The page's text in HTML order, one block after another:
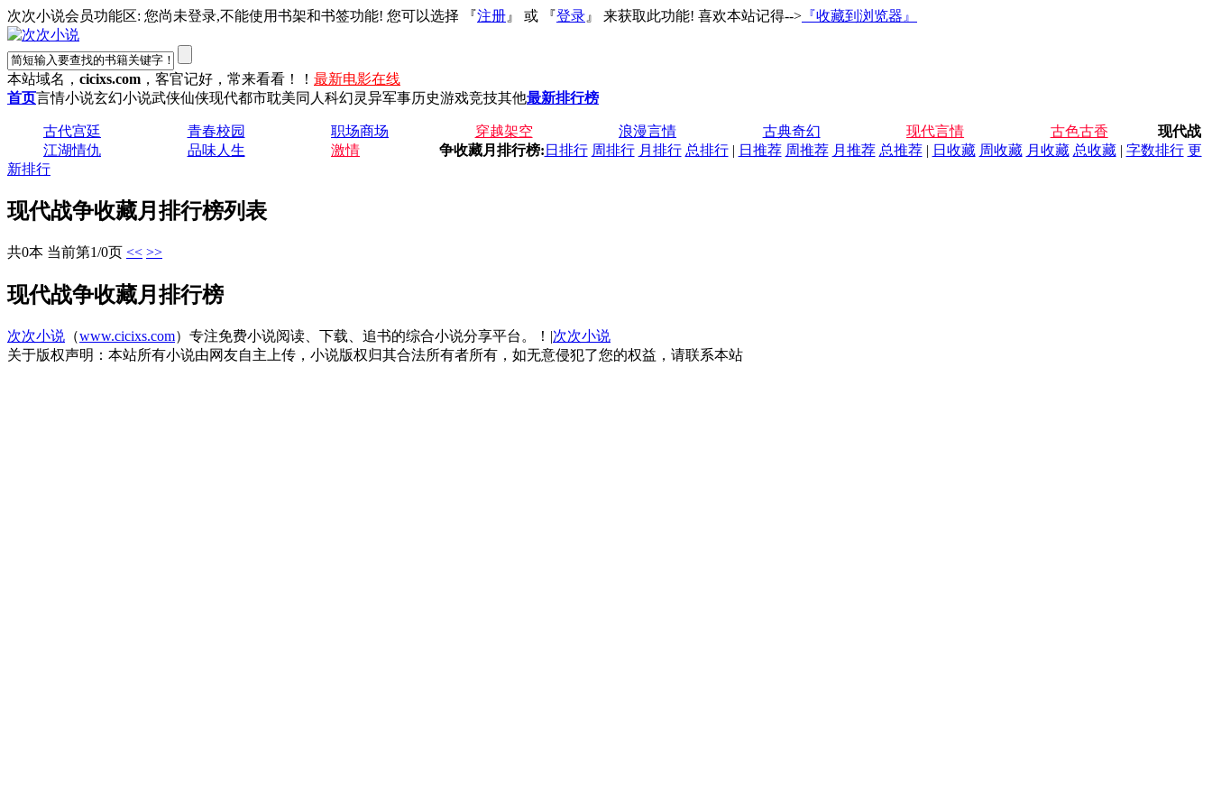
次次小说会员功能区: 您尚未登录,不能使用书架和书签功能! 您可以选择 『注册 』 或 『登录 』 来获取此功能! 喜欢本站记得--> 『收藏到浏览器』
本站域名， cicixs.com ，客官记好，常来看看！！ 最新电影在线
首页言情小说玄幻小说武侠仙侠现代都市耽美同人 科幻灵异军事历史游戏竞技其他最新排行榜
古代宫廷 青春校园 职场商场 穿越架空 浪漫言情 古典奇幻 现代言情
古色古香
江湖情仇
品味人生 激情
现代战
争收藏月排行榜: 日排行 周排行 月排行 总排行| 日推荐 周推荐 月推荐 总推荐| 日收藏 周收藏 月收藏 总收藏| 字数排行 更
新排行
现代战争收藏月排行榜列表
共0本 当前第1/0页 << >>
现代战争收藏月排行榜
次次小说 （www.cicixs.com）专注免费小说阅读、下载、追书的综合小说分享平台。！|次次小说
关于版权声明：本站所有小说由网友自主上传，小说版权归其合法所有者所有，如无意侵犯了您的权益，请联系本站